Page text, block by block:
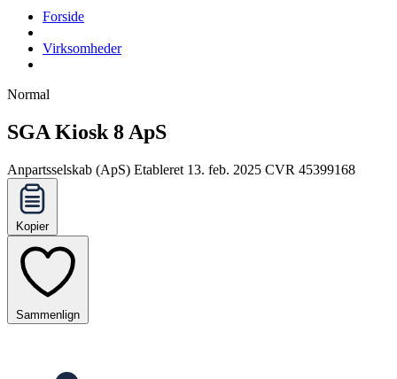
Forside
Virksomheder
Normal
SGA Kiosk 8 ApS
Anpartsselskab (ApS) Etableret 13. feb. 2025 CVR 45399168
Kopier
Sammenlign